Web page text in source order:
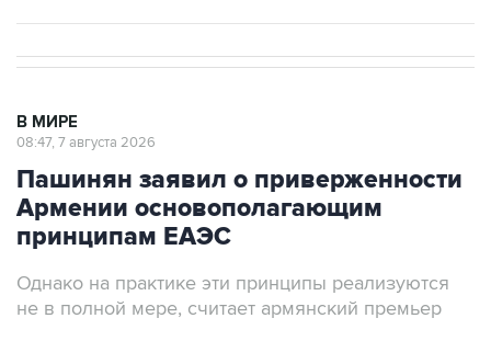
В МИРЕ
08:47, 7 августа 2026
Пашинян заявил о приверженности
Армении основополагающим
принципам ЕАЭС
Однако на практике эти принципы реализуются
не в полной мере, считает армянский премьер